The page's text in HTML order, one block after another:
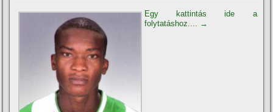
Egy kattintás ide a
folytatáshoz.... →